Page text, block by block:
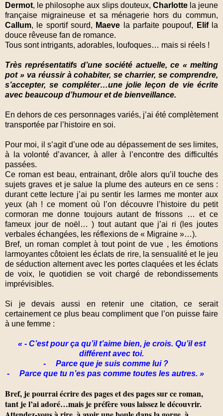
Dermot, le philosophe aux slips douteux, Charlottela jeune
française migraineuse et sa ménagerie hors du commun,
Callum, le sportif sourd, Maeve la parfaite poupouf, Elifla
douce rêveuse fan de romance.
Tous sont intrigants, adorables, loufoques… mais si réels !
Très représentatifs d’une société actuelle, ce « melting
pot » va réussir à cohabiter, se charrier, se comprendre,
s’accepter, se compléter…une jolie leçon de vie écrite
avec beaucoup d’humour et de bienveillance.
En dehors de ces personnages variés, j’ai été complètement
transportée par l’histoire en soi.
Pour moi, il s’agit d’une ode au dépassement de ses limites,
à la volonté d’avancer, à aller à l’encontre des difficultés
passées.
Ce roman est beau, entrainant, drôle alors qu’il touche des
sujets graves et je salue la plume des auteurs en ce sens :
durant cette lecture j’ai pu sentir les larmes me monter aux
yeux (ah ! ce moment où l’on découvre l’histoire du petit
cormoran me donne toujours autant de frissons … et ce
fameux jour de noël… ) tout autant que j’ai ri (les joutes
verbales échangées, les réflexions de « Migraine »…).
Bref, un roman complet à tout point de vue , les émotions
larmoyantes côtoient les éclats de rire, la sensualité et le jeu
de séduction alternent avec les portes claquées et les éclats
de voix, le quotidien se voit chargé de rebondissements
imprévisibles.
Si je devais aussi en retenir une citation, ce serait
certainement ce plus beau compliment que l’on puisse faire
à une femme :
« - C’est pour ça qu’il t’aime bien, je crois. Qu’il est
différent avec toi.
-
Parce que je suis comme lui ?
-
Parce que tu n’es pas comme toutes les autres. »
Bref, je pourrai écrire des pages et des pages sur ce roman,
tant je l’ai adoré…mais je préfère vous laissez le découvrir.